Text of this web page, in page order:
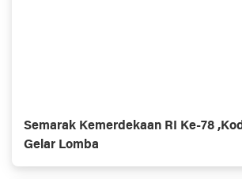
Semarak Kemerdekaan RI Ke-78
Gelar Lomba